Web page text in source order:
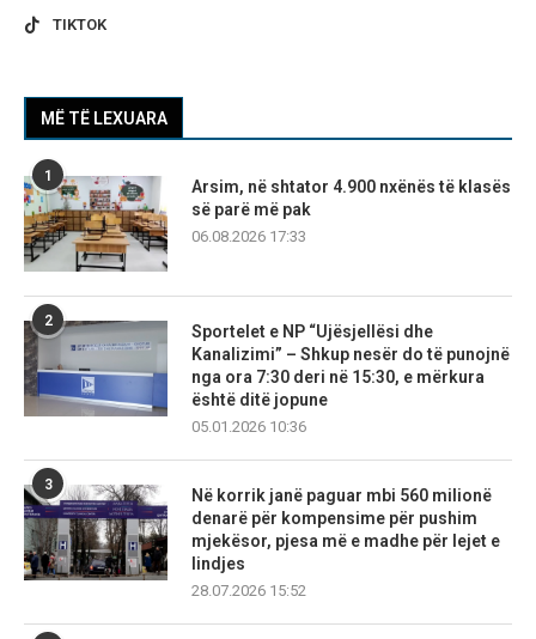
TIKTOK
MË TË LEXUARA
1
Arsim, në shtator 4.900 nxënës të klasës
së parë më pak
06.08.2026 17:33
2
Sportelet e NP “Ujësjellësi dhe
Kanalizimi” – Shkup nesër do të punojnë
nga ora 7:30 deri në 15:30, e mërkura
është ditë jopune
05.01.2026 10:36
3
Në korrik janë paguar mbi 560 milionë
denarë për kompensime për pushim
mjekësor, pjesa më e madhe për lejet e
lindjes
28.07.2026 15:52